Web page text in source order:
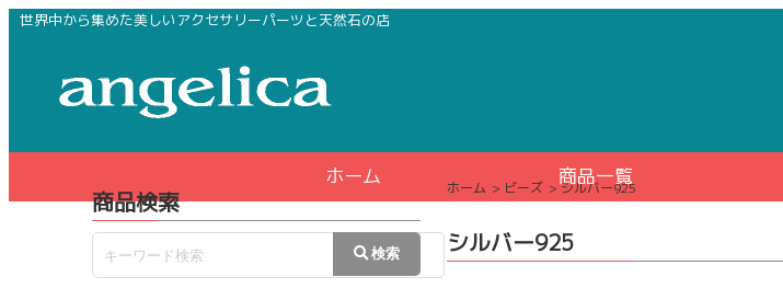
世界中から集めた美しいアクセサリーパーツと天然石の店
ホーム 商品一覧
ホーム ビーズ シルバー925
シルバー925
商品検索